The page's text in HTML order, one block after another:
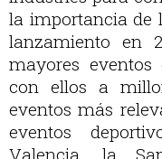
la importancia de
lanzamiento en
mayores
con ellos a
eventos más
eventos
Valencia, la